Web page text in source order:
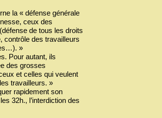
la « défense générale
ceux des
de tous les droits
contrôle des travailleurs
»
Pour autant, ils
des grosses
et celles qui veulent
travailleurs. »
rapidement son
32h., l’interdiction des